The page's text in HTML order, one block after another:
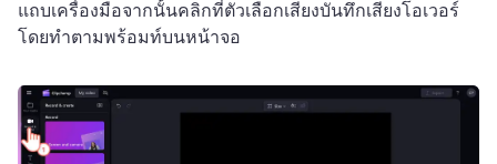
แถบเครื่องมือจากนั้นคลิกที่ตัวเลือกเสียงบันทึกเสียงโอเวอร์
โดยทําตามพร้อมท์บนหน้าจอ